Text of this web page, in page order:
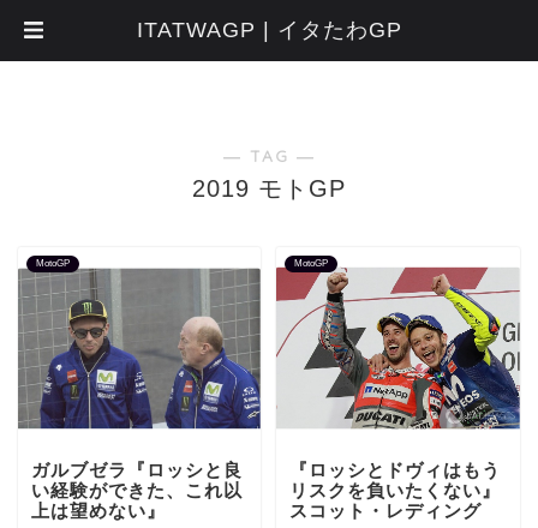
― TAG ―
2019 モトGP
MotoGP
ガルブゼラ『ロッシと良
い経験ができた、これ以
上は望めない』
MotoGP
『ロッシとドヴィはもう
リスクを負いたくない』
スコット・レディング
ITATWAGP | イタたわGP